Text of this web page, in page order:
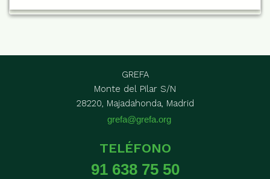
GREFA
Monte del Pilar S/N
28220, Majadahonda, Madrid
grefa@grefa.org
TELÉFONO
91 638 75 50